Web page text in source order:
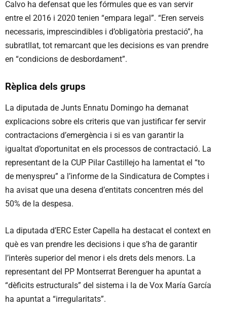
Calvo ha defensat que les fórmules que es van servir
entre el 2016 i 2020 tenien “empara legal”. “Eren serveis
necessaris, imprescindibles i d’obligatòria prestació”, ha
subratllat, tot remarcant que les decisions es van prendre
en “condicions de desbordament”.
Rèplica dels grups
La diputada de Junts Ennatu Domingo ha demanat
explicacions sobre els criteris que van justificar fer servir
contractacions d’emergència i si es van garantir la
igualtat d’oportunitat en els processos de contractació. La
representant de la CUP Pilar Castillejo ha lamentat el “to
de menyspreu” a l’informe de la Sindicatura de Comptes i
ha avisat que una desena d’entitats concentren més del
50% de la despesa.
La diputada d’ERC Ester Capella ha destacat el context en
què es van prendre les decisions i que s’ha de garantir
l’interès superior del menor i els drets dels menors. La
representant del PP Montserrat Berenguer ha apuntat a
“dèficits estructurals” del sistema i la de Vox María García
ha apuntat a “irregularitats”.